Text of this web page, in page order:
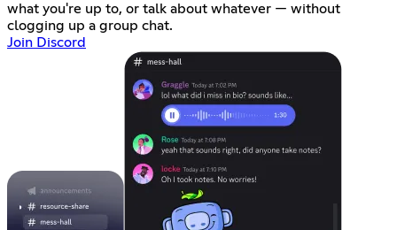
what you're up to, or talk about whatever — without
clogging up a group chat.
Join Discord